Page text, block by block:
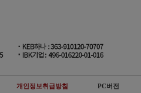
개인정보취급방침 PC버전